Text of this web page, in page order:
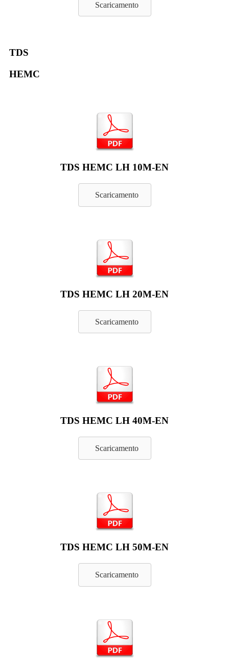
Scaricamento
TDS
HEMC
TDS HEMC LH 10M-EN
Scaricamento
TDS HEMC LH 20M-EN
Scaricamento
TDS HEMC LH 40M-EN
Scaricamento
TDS HEMC LH 50M-EN
Scaricamento